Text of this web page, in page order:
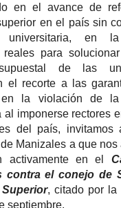
en el avance de
en el país sin
universitaria, en
reales para
de las
el recorte a las
la violación de la
al imponerse rectores
del país, invitamos
Manizales a que nos
activamente en el
contra el conejo de
, citado por la
septiembre.